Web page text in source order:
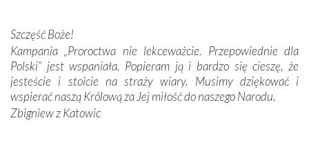
Podczas tej kilkudniowej wyprawy na każdym kroku
spotykaliśmy się z serdeczną otwartością
Portugalczyków. Podziwialiśmy ich ludową sztukę i
zwyczaje. Mimo że nasze kraje są od siebie bardzo
oddalone, w żaden sposób nie czuliśmy się obco.
Sprawiła to oczywiście sama Matka Boża, ale też
kulturowa bliskość biorąca swój początek w naszej
Szczęść Boże!
Kampania „Proroctwa nie lekceważcie. Przepowiednie dla
Polski” jest wspaniała. Popieram ją i bardzo się cieszę, że
jesteście i stoicie na straży wiary. Musimy dziękować i
wspierać naszą Królową za Jej miłość do naszego Narodu.
Zbigniew z Katowic